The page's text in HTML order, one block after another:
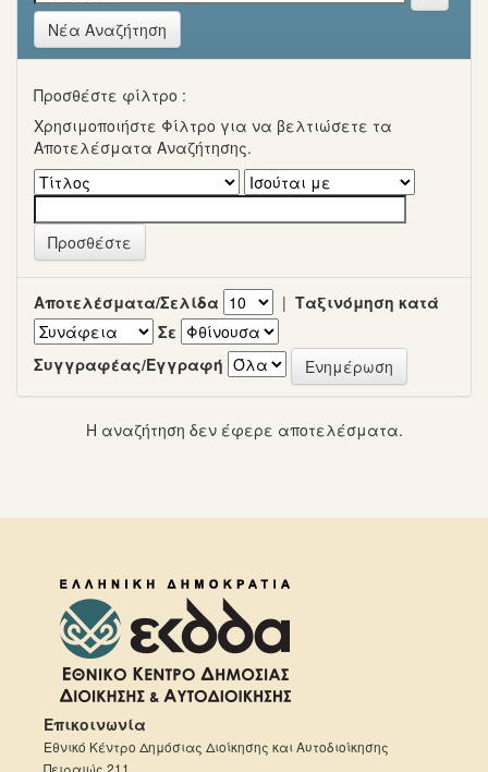
Νέα Αναζήτηση
Προσθέστε φίλτρο :
Χρησιμοποιήστε Φίλτρο για να βελτιώσετε τα
Αποτελέσματα Αναζήτησης.
Αποτελέσματα/Σελίδα | Ταξινόμηση κατά
Σε
Συγγραφέας/Εγγραφή
Η αναζήτηση δεν έφερε αποτελέσματα.
Επικοινωνία
Εθνικό Κέντρο Δημόσιας Διοίκησης και Αυτοδιοίκησης
Πειραιώς 211,